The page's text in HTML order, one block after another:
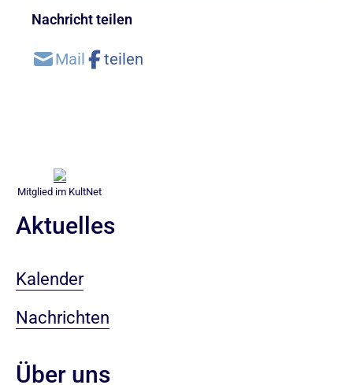
Nachricht teilen
Mitglied im KultNet
Aktuelles
Kalender
Nachrichten
Über uns